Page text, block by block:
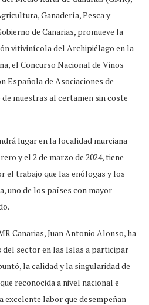
Ganadería, Pesca y
de Canarias, promueve la
vitivinícola del Archipiélago en la
el Concurso Nacional de Vinos
Española de Asociaciones de
muestras al certamen sin coste
lugar en la localidad murciana
y el 2 de marzo de 2024, tiene
el trabajo que las enólogas y los
uno de los países con mayor
Canarias, Juan Antonio Alonso, ha
del sector en las Islas a participar
la calidad y la singularidad de
reconocida a nivel nacional e
excelente labor que desempeñan